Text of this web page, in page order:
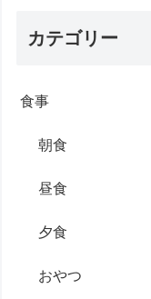
カテゴリー
食事
朝食
昼食
夕食
おやつ